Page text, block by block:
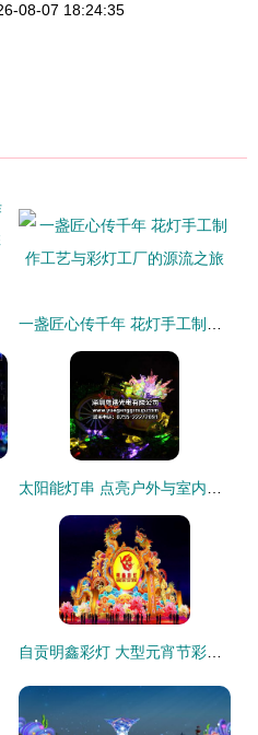
08-07 18:24:35